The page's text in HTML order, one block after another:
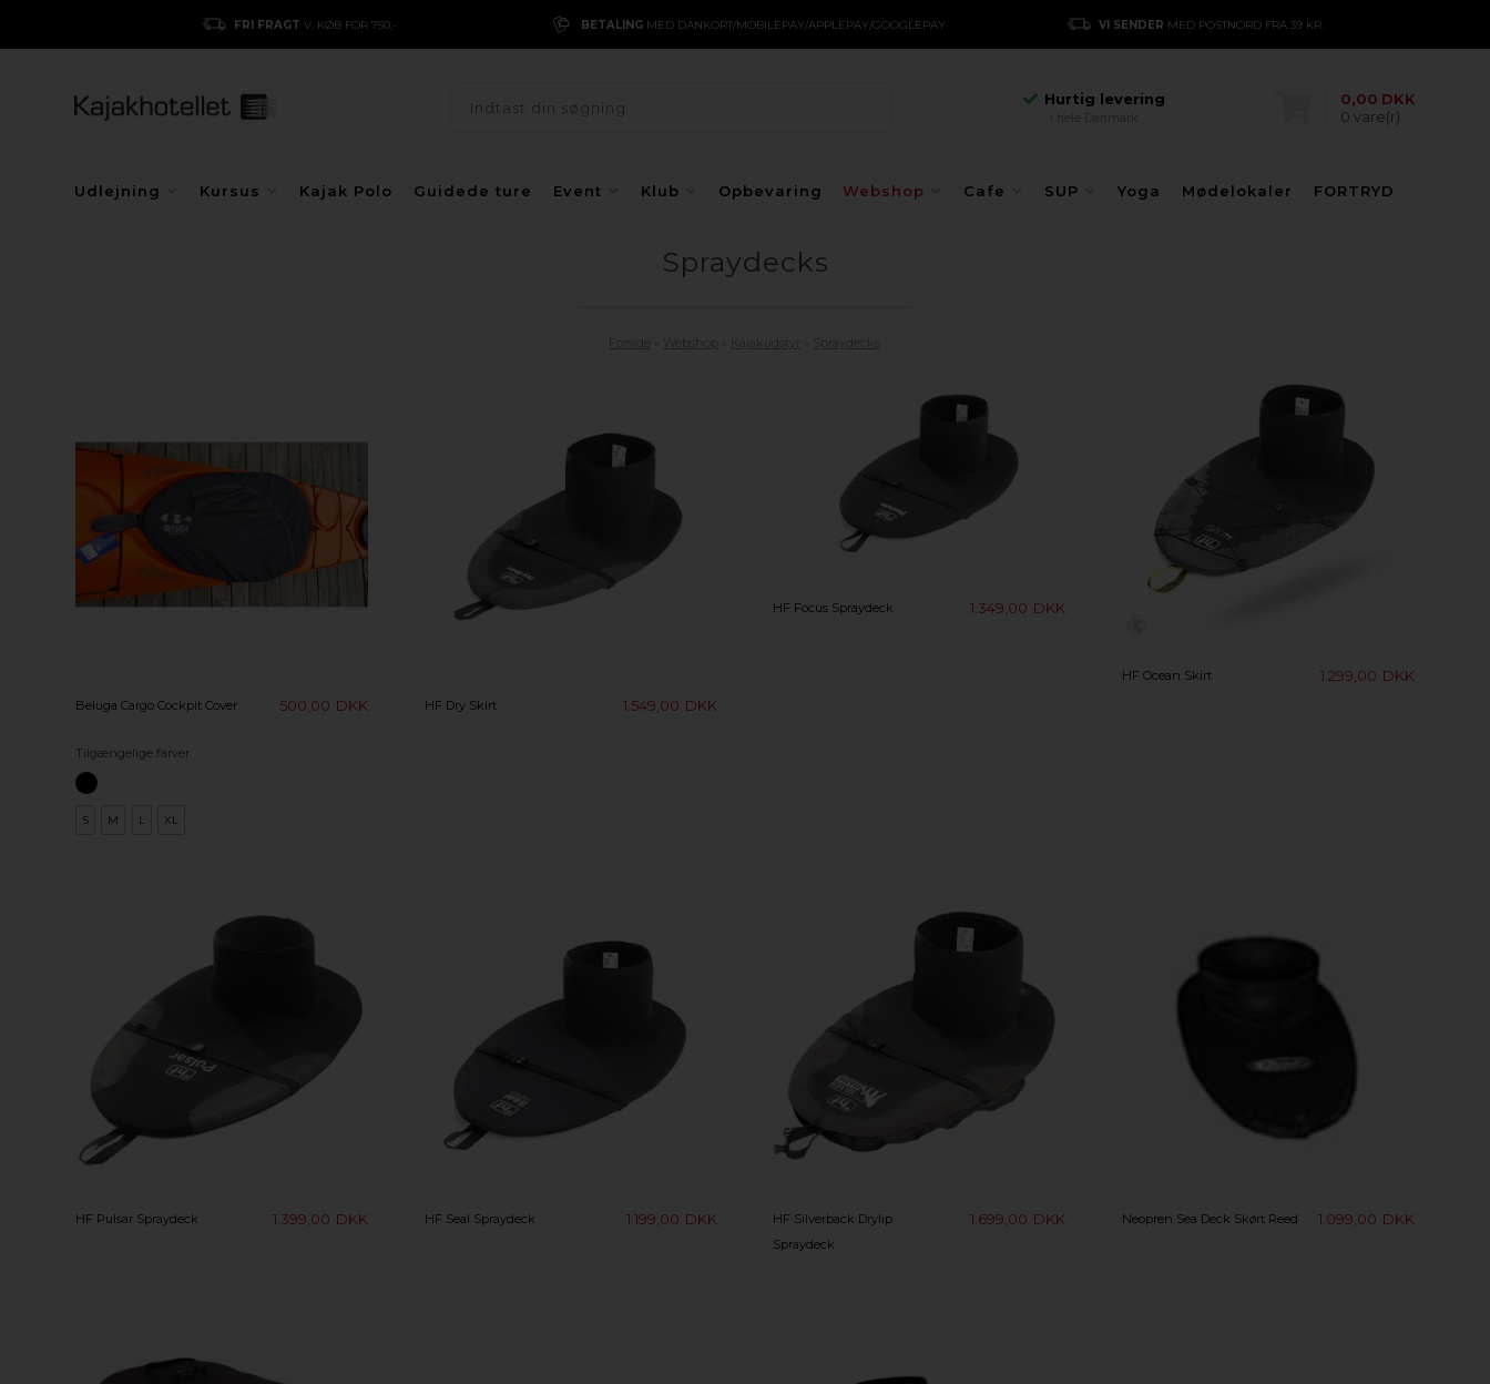
MED DANKORT/MOBILEPAY/APPLEPAY/GOOGLEPAY VI SENDER MED POSTNORD FRA 39 KR. E-MÆRKET VI ER GODKENDT AF E-MÆRKET FOR TRYG HANDEL
Danmarks største
kajakhotel
kajakhotel
0,00 DKK
0 vare(r)
Udlejning Kursus Kajak Polo Guidede ture Event Klub Opbevaring Webshop Cafe SUP Yoga Mødelokaler FORTRYD
Spraydecks
Beluga Cargo Cockpit Cover 500,00 DKK
Tilgængelige farver
S M L XL
HF Dry Skirt 1.549,00 DKK
HF Focus Spraydeck 1.349,00 DKK
HF Ocean Skirt 1.299,00 DKK
HF Pulsar Spraydeck 1.399,00 DKK HF Seal Spraydeck 1.199,00 DKK
HF Silverback Drylip
Spraydeck
1.699,00 DKK Neopren Sea Deck Skørt Reed 1.099,00 DKK